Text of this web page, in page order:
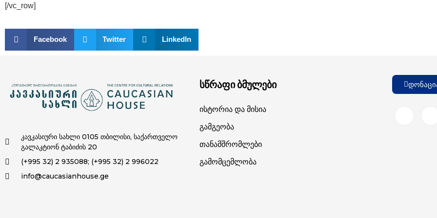
[/vc_row]
Facebook Twitter LinkedIn
კავკასიური სახლი 0105 თბილისი, საქართველო
გალაკტიონ ტაბიძის 20
(+995 32) 2 935088; (+995 32) 2 996022
info@caucasianhouse.ge
სწრაფი ბმულები
Ისტორია Და Მისია
Გამგეობა
Თანამშრომლები
Გამომცემლობა